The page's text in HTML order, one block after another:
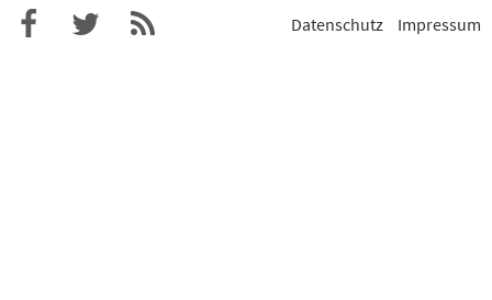
Datenschutz Impressum